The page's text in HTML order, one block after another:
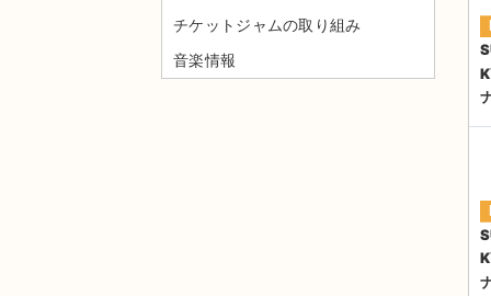
チケットジャムの取り組み
音楽情報